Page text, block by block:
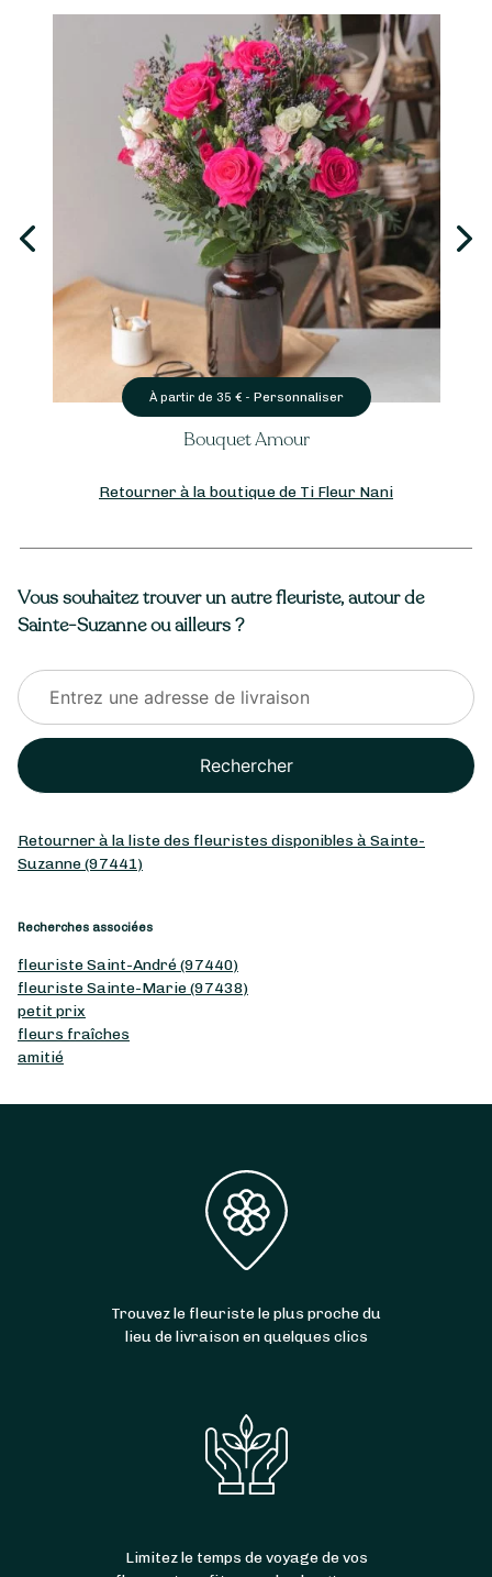
À partir de 35 € - Personnaliser
Bouquet Amour
Retourner à la boutique de Ti Fleur Nani
Vous souhaitez trouver un autre fleuriste, autour de
Sainte-Suzanne ou ailleurs ?
Rechercher
Retourner à la liste des fleuristes disponibles à Sainte-
Suzanne (97441)
Recherches associées
fleuriste Saint-André (97440)
fleuriste Sainte-Marie (97438)
petit prix
fleurs fraîches
amitié
Trouvez le fleuriste le plus proche du
lieu de livraison en quelques clics
Limitez le temps de voyage de vos